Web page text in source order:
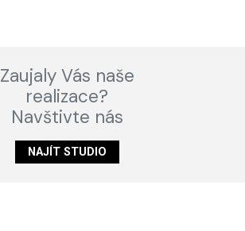
Zaujaly Vás naše
realizace?
Navštivte nás
NAJÍT STUDIO